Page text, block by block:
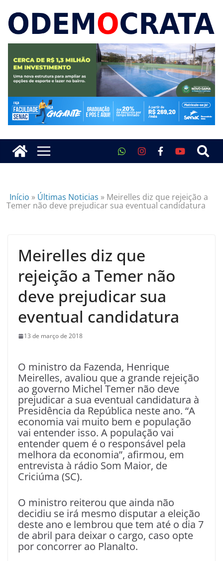
Início » Últimas Noticias » Meirelles diz que rejeição a
Temer não deve prejudicar sua eventual candidatura
Meirelles diz que
rejeição a Temer não
deve prejudicar sua
eventual candidatura
13 de março de 2018
O ministro da Fazenda, Henrique
Meirelles, avaliou que a grande rejeição
ao governo Michel Temer não deve
prejudicar a sua eventual candidatura à
Presidência da República neste ano. “A
economia vai muito bem e população
vai entender isso. A população vai
entender quem é o responsável pela
melhora da economia”, afirmou, em
entrevista à rádio Som Maior, de
Criciúma (SC).
O ministro reiterou que ainda não
decidiu se irá mesmo disputar a eleição
deste ano e lembrou que tem até o dia 7
de abril para deixar o cargo, caso opte
por concorrer ao Planalto.